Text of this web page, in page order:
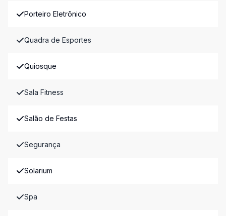
Porteiro Eletrônico
Quadra de Esportes
Quiosque
Sala Fitness
Salão de Festas
Segurança
Solarium
Spa